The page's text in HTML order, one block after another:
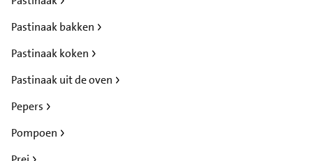
Pastinaak bakken
Pastinaak koken
Pastinaak uit de oven
Pepers
Pompoen